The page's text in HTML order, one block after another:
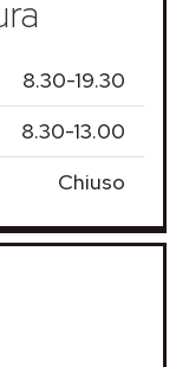
8.30-19.30
8.30-13.00
Chiuso